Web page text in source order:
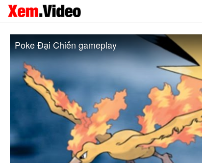
Poke Đại Chiến gameplay